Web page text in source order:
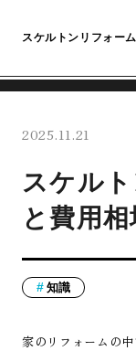
スケルトンリフォー
2025.11.21
スケル
と費用相
知識
家のリフォームの